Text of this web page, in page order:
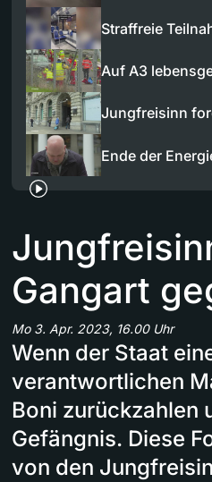
Straffreie
Auf A3
Jungfreisinn
Ende der
Gangart
Mo 3. Apr. 2023, 16.00 Uhr
Wenn der Staat
verantwortlichen
Boni zurückzahlen
Gefängnis. Diese
von den